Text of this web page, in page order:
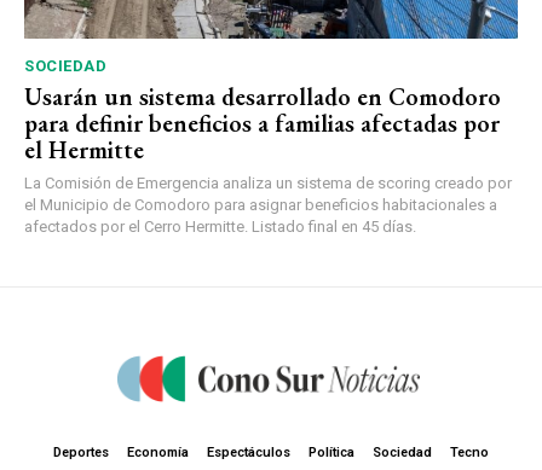
SOCIEDAD
Usarán un sistema desarrollado en Comodoro
para definir beneficios a familias afectadas por
el Hermitte
La Comisión de Emergencia analiza un sistema de scoring creado por
el Municipio de Comodoro para asignar beneficios habitacionales a
afectados por el Cerro Hermitte. Listado final en 45 días.
Deportes Economía Espectáculos Política Sociedad Tecno